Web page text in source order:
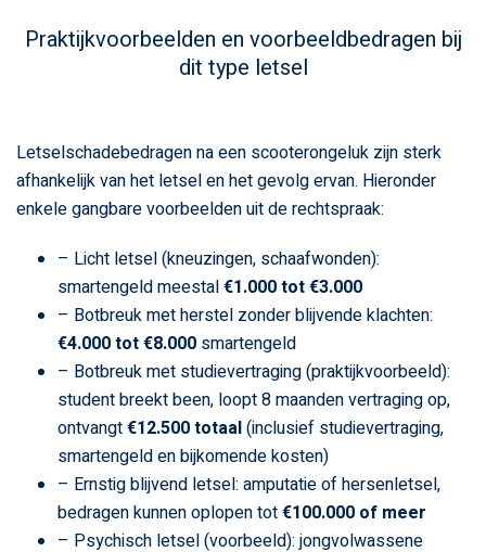
Praktijkvoorbeelden en voorbeeldbedragen bij
dit type letsel
Letselschadebedragen na een scooterongeluk zijn sterk
afhankelijk van het letsel en het gevolg ervan. Hieronder
enkele gangbare voorbeelden uit de rechtspraak:
– Licht letsel (kneuzingen, schaafwonden):
smartengeld meestal€1.000 tot €3.000
– Botbreuk met herstel zonder blijvende klachten:
€4.000 tot €8.000smartengeld
– Botbreuk met studievertraging (praktijkvoorbeeld):
student breekt been, loopt 8 maanden vertraging op,
ontvangt€12.500 totaal(inclusief studievertraging,
smartengeld en bijkomende kosten)
– Ernstig blijvend letsel: amputatie of hersenletsel,
bedragen kunnen oplopen tot€100.000 of meer
– Psychisch letsel (voorbeeld): jongvolwassene